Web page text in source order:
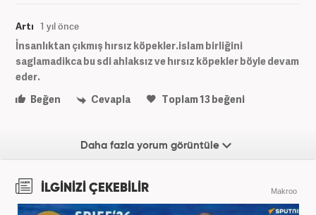
Artı 1 yıl önce
İnsanlıktan çıkmış hırsız köpekler.islam birliğini
saglamadikca bu sdi ahlaksız ve hırsız köpekler böyle devam
eder.
Beğen
Cevapla Toplam13beğeni
Daha fazla yorum görüntüle
İLGİNİZİ ÇEKEBİLİR Makroo